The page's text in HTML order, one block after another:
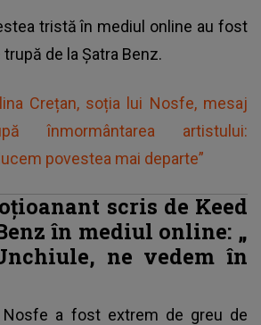
tristă în mediul online au fost
de la Șatra Benz.
Crețan, soția lui Nosfe, mesaj
înmormântarea artistului:
povestea mai departe”
scris de Keed
în mediul online: „
ne vedem în
a fost extrem de greu de